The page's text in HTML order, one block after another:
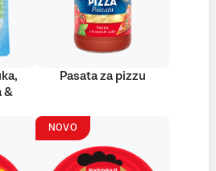
&
Pasata za pizzu
NOVO